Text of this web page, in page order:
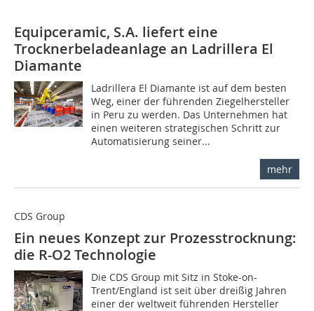
Equipceramic, S.A. liefert eine
Trocknerbeladeanlage an Ladrillera El
Diamante
Ladrillera El Diamante ist auf dem besten
Weg, einer der führenden Ziegelhersteller
in Peru zu werden. Das Unternehmen hat
einen weiteren strategischen Schritt zur
Automatisierung seiner...
mehr
CDS Group
Ein neues Konzept zur Prozesstrocknung:
die R-O2 Technologie
Die CDS Group mit Sitz in Stoke-on-
Trent/England ist seit über dreißig Jahren
einer der weltweit führenden Hersteller